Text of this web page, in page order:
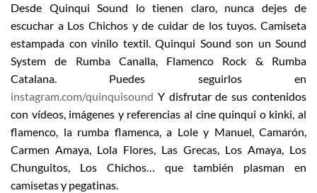
Desde Quinqui Sound lo tienen claro, nunca dejes de
escuchar a Los Chichos y de cuidar de los tuyos. Camiseta
estampada con vinilo textil. Quinqui Sound son un Sound
System de Rumba Canalla, Flamenco Rock & Rumba
Catalana. Puedes seguirlos en
instagram.com/quinquisound Y disfrutar de sus contenidos
con vídeos, imágenes y referencias al cine quinqui o kinki, al
flamenco, la rumba flamenca, a Lole y Manuel, Camarón,
Carmen Amaya, Lola Flores, Las Grecas, Los Amaya, Los
Chunguitos, Los Chichos… que también plasman en
camisetas y pegatinas.